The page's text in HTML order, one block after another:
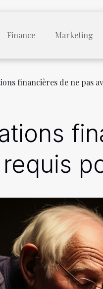
Finance Marketing
financières de ne pas